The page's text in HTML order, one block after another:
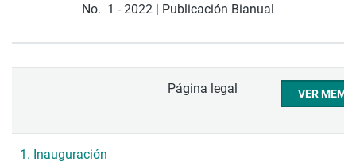
No. 1 - 2022 | Publicación Bianual
Página legal VER
1. Inauguración